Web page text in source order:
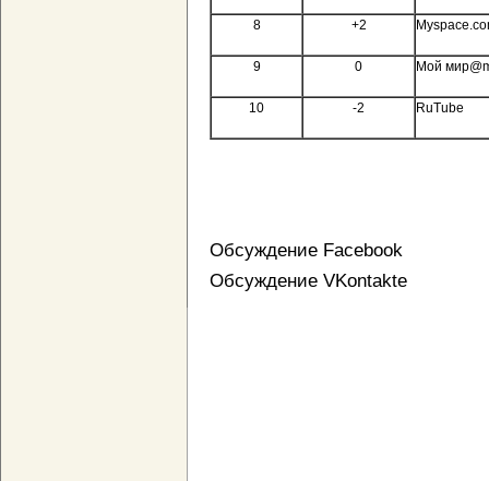
8 +2
9 0 Мой
10 -2 RuTube
Обсуждение Facebook
Обсуждение VKontakte